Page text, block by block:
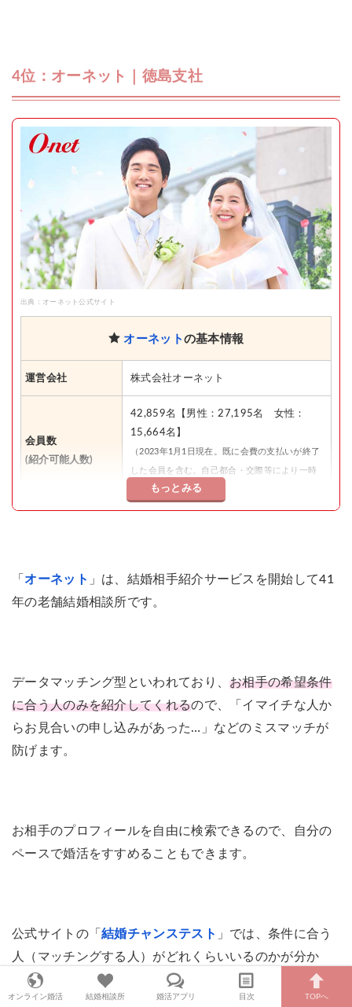
4位：オーネット｜徳島支社
出典：オーネット公式サイト
オーネット の基本情報
運営会社 株式会社オーネット
会員数
(紹介可能人数)
42,859名【男性：27,195名 女性：
15,664名】
（2023年1月1日現在。既に会費の支払いが終了
した会員を含む。自己都合・交際等により一時
的に活動を休止中の会員10,850名を含む。）
成婚料 0円
年齢層 20～40代
証明書提出
最終学歴を証明する書類 / 職業を証明す
対応エリア
葉、栃木、群馬、茨城、愛知、静岡、岐
阜、石川、長野、新潟、山梨、大阪、京
成婚退会までの平
均活動期間
キャンペーン
人気オプションを入会者全員にプレゼン
もっとみる
「 オーネット 」は、結婚相手紹介サービスを開始して41
年の老舗結婚相談所です。
データマッチング型といわれており、お相手の希望条件
に合う人のみを紹介してくれるので、「イマイチな人か
らお見合いの申し込みがあった…」などのミスマッチが
防げます。
お相手のプロフィールを自由に検索できるので、自分の
ペースで婚活をすすめることもできます。
公式サイトの「結婚チャンステスト 」では、条件に合う
人（マッチングする人）がどれくらいいるのかが分か
り、入会する前に目安を把握できますよ♪
オンライン婚活 結婚相談所 婚活アプリ 目次 TOPへ